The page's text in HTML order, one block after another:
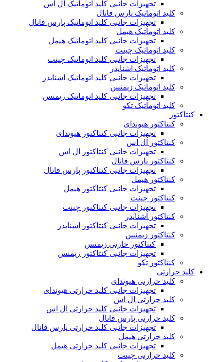
تجهیزات جانبی کلید اتوماتیک ال اس
کلید اتوماتیک پارس فانال
تجهیزات جانبی کلید اتوماتیک پارس فانال
کلید اتوماتیک هیمل
تجهیزات جانبی کلید اتوماتیک هیمل
کلید اتوماتیک چینت
تجهیزات جانبی کلید اتوماتیک چینت
کلید اتوماتیک اشنایدر
تجهیزات جانبی کلید اتوماتیک اشنایدر
کلید اتوماتیک زیمنس
تجهیزات جانبی کلید اتوماتیک زیمنس
کلید اتوماتیک تکو
کنتاکتور
کنتاکتور هیوندای
تجهیزات جانبی کنتاکتور هیوندای
کنتاکتور ال اس
تجهیزات جانبی کنتاکتور ال اس
کنتاکتور پارس فانال
تجهیزات جانبی کنتاکتور پارس فانال
کنتاکتور هیمل
تجهیزات جانبی کنتاکتور هیمل
کنتاکتور چینت
تجهیزات جانبی کنتاکتور چینت
کنتاکتور اشنایدر
تجهیزات جانبی کنتاکتور اشنایدر
کنتاکتور زیمنس
کنتاکتور خازنی زیمنس
تجهیزات جانبی کنتاکتور زیمنس
کنتاکتور تکو
کلید حرارتی
کلید حرارتی هیوندای
تجهیزات جانبی کلید حرارتی هیوندای
کلید حرارتی ال اس
تجهیزات جانبی کلید حرارتی ال اس
کلید حرارتی پارس فانال
تجهیزات جانبی کلید حرارتی پارس فانال
کلید حرارتی هیمل
تجهیزات جانبی کلید حرارتی هیمل
کلید حرارتی چینت